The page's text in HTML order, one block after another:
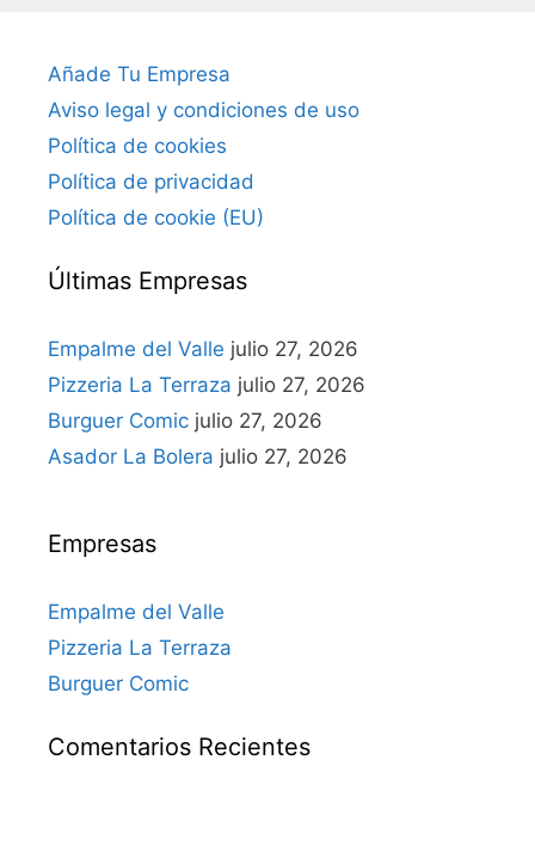
Añade Tu Empresa
Aviso legal y condiciones de uso
Política de cookies
Política de privacidad
Política de cookie (EU)
Últimas Empresas
Empalme del Valle julio 27, 2026
Pizzeria La Terraza julio 27, 2026
Burguer Comic julio 27, 2026
Asador La Bolera julio 27, 2026
Empresas
Empalme del Valle
Pizzeria La Terraza
Burguer Comic
Comentarios Recientes